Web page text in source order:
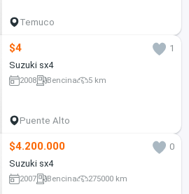
Temuco
$4
1
Suzuki sx4
2008 Bencina 5 km
Puente Alto
$4.200.000
0
Suzuki sx4
2007 Bencina 275000 km